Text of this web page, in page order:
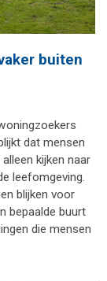
buiten
dat mensen
kijken naar
leefomgeving.
blijken voor
bepaalde buurt
die mensen